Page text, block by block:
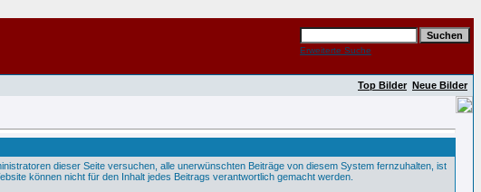
Erweiterte Suche
Top Bilder Neue Bilder
dieser Seite versuchen, alle unerwünschten Beiträge von diesem System fernzuhalten, ist
können nicht für den Inhalt jedes Beitrags verantwortlich gemacht werden.